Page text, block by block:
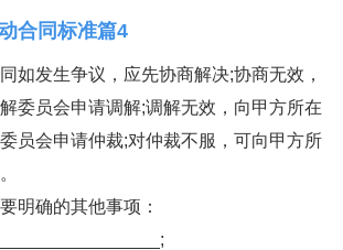
合同标准篇4
如发生争议，应先协商解决;协商无效，
委员会申请调解;调解无效，向甲方所在
员会申请仲裁;对仲裁不服，可向甲方所
明确的其他事项：